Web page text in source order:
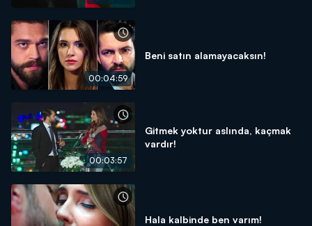
00:04:59
Beni satın alamayacaksın!
00:03:57
Gitmek yoktur aslında, kaçmak
vardır!
Hala kalbinde ben varım!